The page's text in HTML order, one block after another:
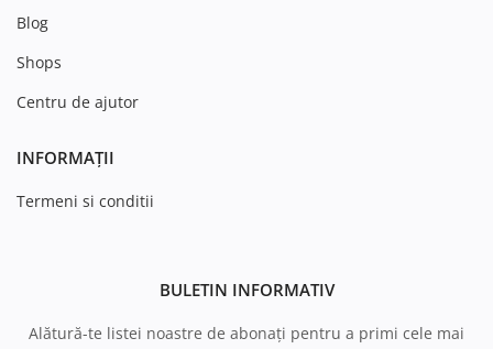
Blog
Shops
Centru de ajutor
INFORMAȚII
Termeni si conditii
BULETIN INFORMATIV
Alătură-te listei noastre de abonați pentru a primi cele mai